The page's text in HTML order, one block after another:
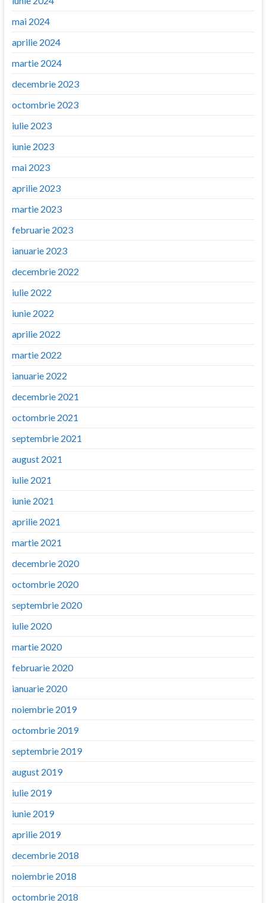
mai 2024
aprilie 2024
martie 2024
decembrie 2023
octombrie 2023
iulie 2023
iunie 2023
mai 2023
aprilie 2023
martie 2023
februarie 2023
ianuarie 2023
decembrie 2022
iulie 2022
iunie 2022
aprilie 2022
martie 2022
ianuarie 2022
decembrie 2021
octombrie 2021
septembrie 2021
august 2021
iulie 2021
iunie 2021
aprilie 2021
martie 2021
decembrie 2020
octombrie 2020
septembrie 2020
iulie 2020
martie 2020
februarie 2020
ianuarie 2020
noiembrie 2019
octombrie 2019
septembrie 2019
august 2019
iulie 2019
iunie 2019
aprilie 2019
decembrie 2018
noiembrie 2018
octombrie 2018